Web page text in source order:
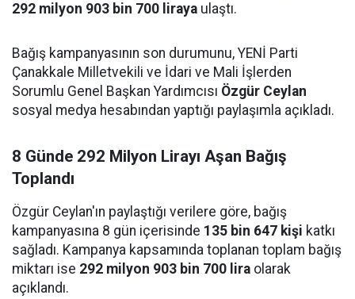
292 milyon 903 bin 700 liraya ulaştı.
Bağış kampanyasının son durumunu, YENİ Parti
Çanakkale Milletvekili ve İdari ve Mali İşlerden
Sorumlu Genel Başkan Yardımcısı Özgür Ceylan
sosyal medya hesabından yaptığı paylaşımla açıkladı.
8 Günde 292 Milyon Lirayı Aşan Bağış
Toplandı
Özgür Ceylan'ın paylaştığı verilere göre, bağış
kampanyasına 8 gün içerisinde 135 bin 647 kişi katkı
sağladı. Kampanya kapsamında toplanan toplam bağış
miktarı ise 292 milyon 903 bin 700 lira olarak
açıklandı.